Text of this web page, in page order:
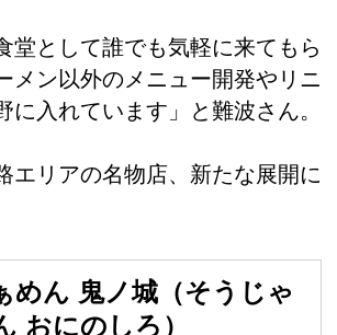
堂として誰でも気軽に来てもら
メン以外のメニュー開発やリニ
に入れています」と難波さん。
エリアの名物店、新たな展開に
めん 鬼ノ城（そうじゃ
おにのしろ）